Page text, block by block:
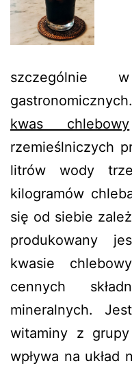
szczególnie
kwas chlebowy
rzemieślniczych
litrów wody
kilogramów
się od siebie
produkowany
kwasie
cennych
mineralnych.
witaminy z
wpływa na układ